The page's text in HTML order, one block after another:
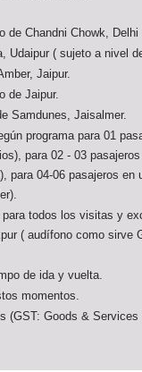
de Chandni Chowk, Delhi
Udaipur ( sujeto a nivel
Jaipur.
de Jaipur.
Samdunes, Jaisalmer.
programa para 01
para 02 - 03
para 04-06 pasajeros en
todos los visitas y
( audífono como sirve
de ida y vuelta.
momentos.
(GST: Goods & Services